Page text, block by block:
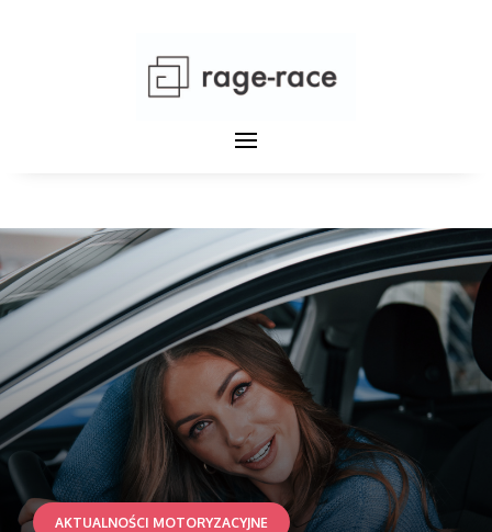
AKTUALNOŚCI MOTORYZACYJNE